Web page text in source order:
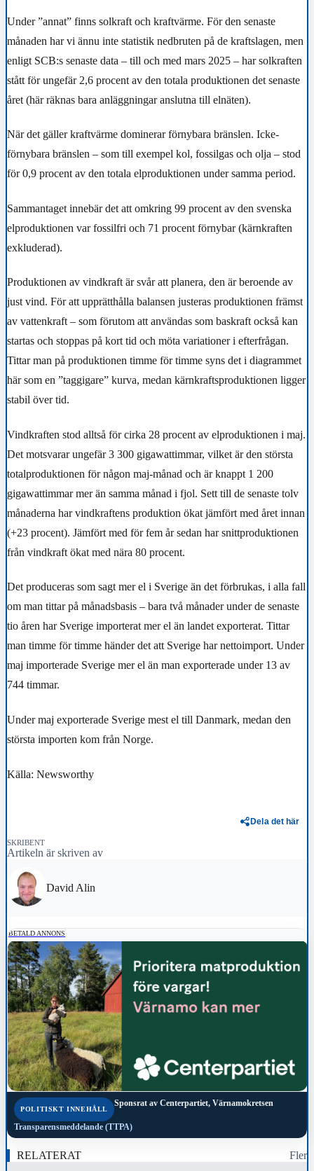
Under ”annat” finns solkraft och kraftvärme. För den senaste
månaden har vi ännu inte statistik nedbruten på de kraftslagen, men
enligt SCB:s senaste data – till och med mars 2025 – har solkraften
stått för ungefär 2,6 procent av den totala produktionen det senaste
året (här räknas bara anläggningar anslutna till elnäten).
När det gäller kraftvärme dominerar förnybara bränslen. Icke-
förnybara bränslen – som till exempel kol, fossilgas och olja – stod
för 0,9 procent av den totala elproduktionen under samma period.
Sammantaget innebär det att omkring 99 procent av den svenska
elproduktionen var fossilfri och 71 procent förnybar(kärnkraften
exkluderad).
Produktionen av vindkraft är svår att planera, den är beroende av
just vind. För att upprätthålla balansen justeras produktionen främst
av vattenkraft – som förutom att användas som baskraft också kan
startas och stoppas på kort tid och möta variationer i efterfrågan.
Tittar man på produktionen timme för timme syns det i diagrammet
här som en ”taggigare” kurva, medan kärnkraftsproduktionen ligger
stabil över tid.
Vindkraften stod alltså för cirka 28 procent av elproduktionen i maj.
Det motsvarar ungefär 3 300 gigawattimmar, vilket är den största
totalproduktionen för någon maj-månad och är knappt 1 200
gigawattimmar mer än samma månad i fjol. Sett till de senaste tolv
månaderna har vindkraftens produktion ökat jämfört med året innan
(+23 procent). Jämfört med för fem år sedan har snittproduktionen
från vindkraft ökat med nära 80 procent.
Det produceras som sagt mer el i Sverige än det förbrukas, i alla fall
om man tittar på månadsbasis – bara två månader under de senaste
tio åren har Sverige importerat mer el än landet exporterat. Tittar
man timme för timme händer det att Sverige har nettoimport. Under
maj importerade Sverige mer el än man exporterade under 13 av
744 timmar.
Under maj exporterade Sverige mest el till Danmark, medan den
största importen kom från Norge.
Källa: Newsworthy
Dela det här
SKRIBENT
Artikeln är skriven av
David Alin
BETALD ANNONS
POLITISKT INNEHÅLL
Sponsrat av Centerpartiet, Värnamokretsen
Transparensmeddelande (TTPA)
RELATERAT Fler